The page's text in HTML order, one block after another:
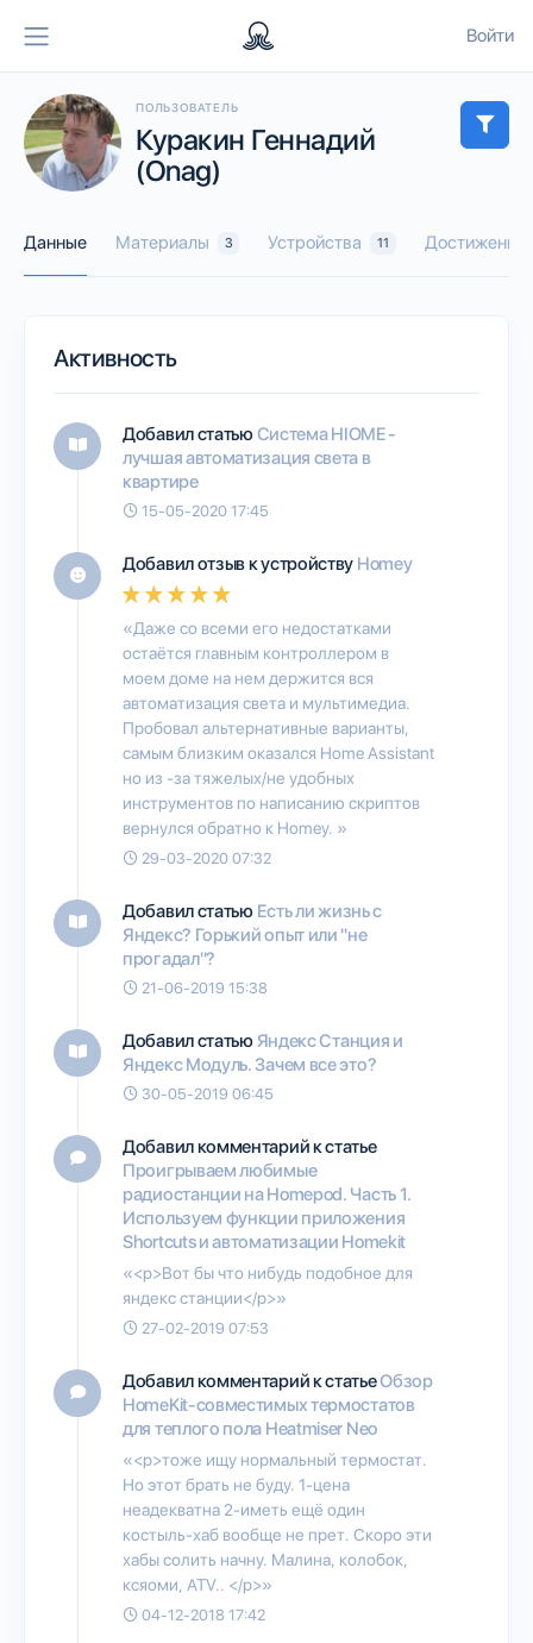
Войти
ПОЛЬЗОВАТЕЛЬ
Куракин Геннадий
(Onag)
Данные Материалы 3 Устройства 11 Достижения
Активность
Добавил статьюСистема HIOME -
лучшая автоматизация света в
квартире
15-05-2020 17:45
Добавил отзыв к устройству Homey
«Даже со всеми его недостатками
остаётся главным контроллером в
моем доме на нем держится вся
автоматизация света и мультимедиа.
Пробовал альтернативные варианты,
самым близким оказался Home Assistant
но из -за тяжелых/не удобных
инструментов по написанию скриптов
вернулся обратно к Homey. »
29-03-2020 07:32
Добавил статью Есть ли жизнь с
Яндекс? Горький опыт или "не
прогадал"?
21-06-2019 15:38
Добавил статью Яндекс Станция и
Яндекс Модуль. Зачем все это?
30-05-2019 06:45
Добавил комментарий к статье
Проигрываем любимые
радиостанции на Homepod. Часть 1.
Используем функции приложения
Shortcuts и автоматизации Homekit
«<p>Вот бы что нибудь подобное для
яндекс станции</p>»
27-02-2019 07:53
Добавил комментарий к статьеОбзор
HomeKit-совместимых термостатов
для теплого пола Heatmiser Neo
«<p>тоже ищу нормальный термостат.
Но этот брать не буду. 1-цена
неадекватна 2-иметь ещё один
костыль-хаб вообще не прет. Скоро эти
хабы солить начну. Малина, колобок,
ксяоми, АТV.. </p>»
04-12-2018 17:42